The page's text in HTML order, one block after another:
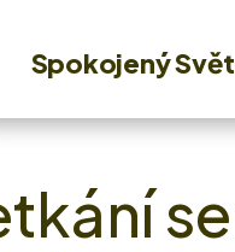
Spokojený Svět